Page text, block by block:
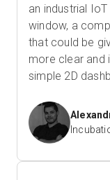
an industrial
window, a
that could be
more clear and
simple 2D